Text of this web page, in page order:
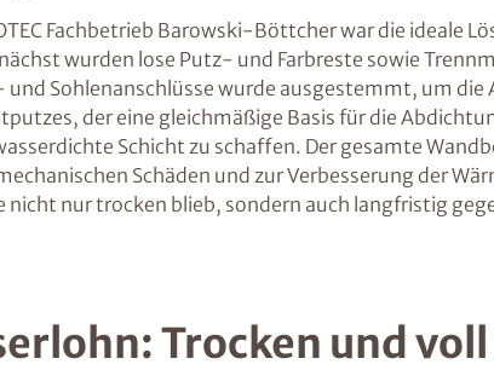
Fachbetrieb Barowski-Böttcher war die ideale
wurden lose Putz- und Farbreste sowie
Sohlenanschlüsse wurde ausgestemmt, um
der eine gleichmäßige Basis für die
Schicht zu schaffen. Der gesamte
Schäden und zur Verbesserung der
nicht nur trocken blieb, sondern auch langfristig
Trocken und